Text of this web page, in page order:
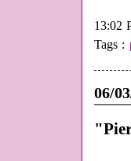
13:02
Tags :
06/